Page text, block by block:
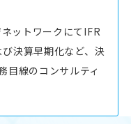
ットワークにてIFR
決算早期化など、決
目線のコンサルティ